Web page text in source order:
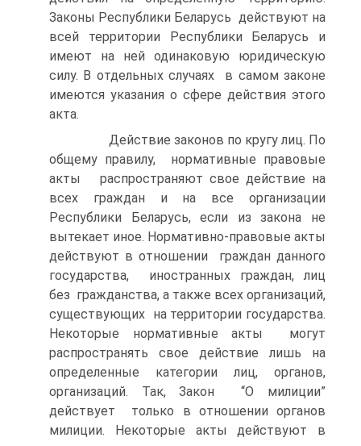
Законы Республики Беларусь действуют на
всей территории Республики Беларусь и
имеют на ней одинаковую юридическую
силу. В отдельных случаях в самом законе
имеются указания о сфере действия этого
акта.
Действие законов по кругу лиц. По
общему правилу, нормативные правовые
акты распространяют свое действие на
всех граждан и на все организации
Республики Беларусь, если из закона не
вытекает иное. Нормативно-правовые акты
действуют в отношении граждан данного
государства, иностранных граждан, лиц
без гражданства, а также всех организаций,
существующих на территории государства.
Некоторые нормативные акты могут
распространять свое действие лишь на
определенные категории лиц, органов,
организаций. Так, Закон “О милиции”
действует только в отношении органов
милиции. Некоторые акты действуют в